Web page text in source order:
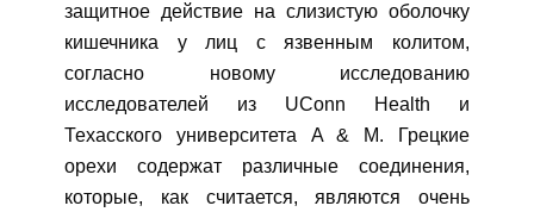
защитное действие на слизистую оболочку
кишечника у лиц с язвенным колитом,
согласно новому исследованию
исследователей из UConn Health и
Техасского университета A & M. Грецкие
орехи содержат различные соединения,
которые, как считается, являются очень